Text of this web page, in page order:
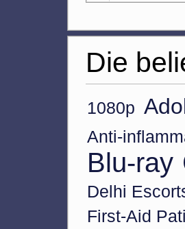
Die
1080p
Anti-
Blu-ray
Delhi
First-Aid